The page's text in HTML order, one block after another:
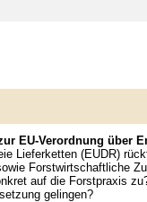
EU-Verordnung
Lieferketten (EUDR)
Forstwirtschaftliche
auf die Forstpraxis
gelingen?